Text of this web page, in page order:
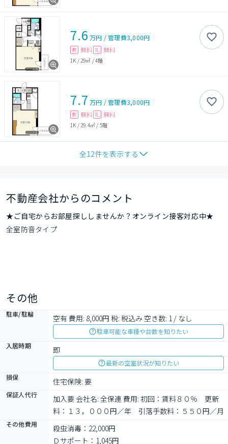
7.6 万円 /管理費3,000円
敷 無料 礼 無料
1K / 29㎡ /4階
7.7 万円 /管理費3,000円
敷 無料 礼 無料
1K / 29.4㎡ / 5階
全12件を表示する
不動産会社からのコメント
★ご自宅からお部屋探ししませんか？オンライン接客対応中★
全室防音タイプ
その他
駐車/駐輪 空有 費用: 8,000円 税: 税込み 空き数: 1 / なし
駐車可能な車種や台数を知りたい
入居時期
即
最新の空室状況が知りたい
損保
住宅保険: 要
保証人代行
加入要 会社名: 全保連 費用: 初回：賃料８０％　更新
料：１３，０００円／年　引落手数料：５５０円／月
その他費用
殺虫消毒：22,000円
Ｄサポート：1,045円